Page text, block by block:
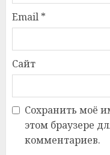
Email *
Сайт
Сохранить моё
этом браузере
комментариев.